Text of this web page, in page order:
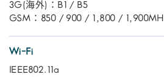
3G(海外)：B1 / B5
GSM：850 / 900 / 1,800 /
Wi-Fi
IEEE802.11a